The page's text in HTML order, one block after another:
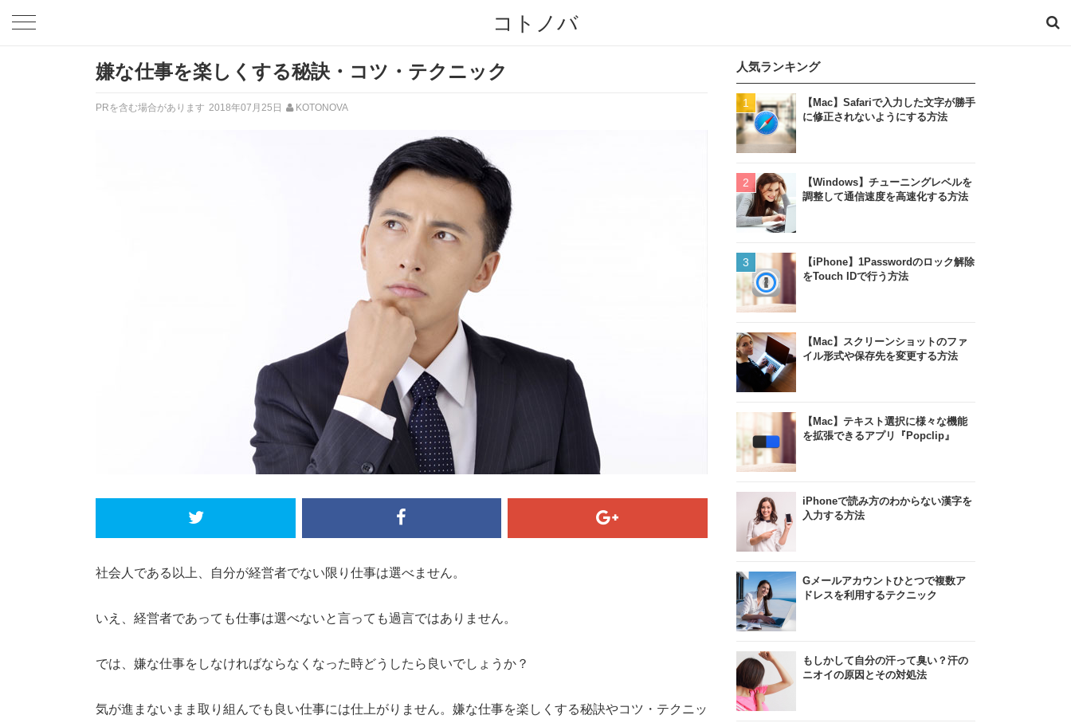
コトノバ
嫌な仕事を楽しくする秘訣・コツ・テクニック
PRを含む場合があります 2018年07月25日 KOTONOVA
社会人である以上、自分が経営者でない限り仕事は選べません。
いえ、経営者であっても仕事は選べないと言っても過言ではありません。
では、嫌な仕事をしなければならなくなった時どうしたら良いでしょうか？
気が進まないまま取り組んでも良い仕事には仕上がりません。嫌な仕事を楽しくする秘訣やコツ・テクニッ
人気ランキング
【Mac】Safariで入力した文字が勝手
に修正されないようにする方法
【Windows】チューニングレベルを
調整して通信速度を高速化する方法
【iPhone】1Passwordのロック解除
をTouch IDで行う方法
【Mac】スクリーンショットのファ
イル形式や保存先を変更する方法
【Mac】テキスト選択に様々な機能
を拡張できるアプリ『Popclip』
iPhoneで読み方のわからない漢字を
入力する方法
Gメールアカウントひとつで複数ア
ドレスを利用するテクニック
もしかして自分の汗って臭い？汗の
ニオイの原因とその対処法